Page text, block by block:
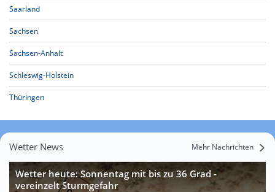
Saarland
Sachsen
Sachsen-Anhalt
Schleswig-Holstein
Thüringen
Wetter News Mehr Nachrichten
Wetter heute: Sonnentag mit bis zu 36 Grad -
vereinzelt Sturmgefahr